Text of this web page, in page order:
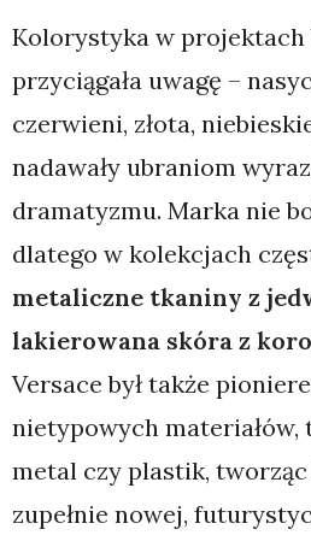
Kolorystyka w projektach
przyciągała uwagę –
czerwieni, złota,
nadawały ubraniom
dramatyzmu. Marka nie
dlatego w kolekcjach
metaliczne tkaniny z
lakierowana skóra z
Versace był także
nietypowych materiałów,
metal czy plastik,
zupełnie nowej,